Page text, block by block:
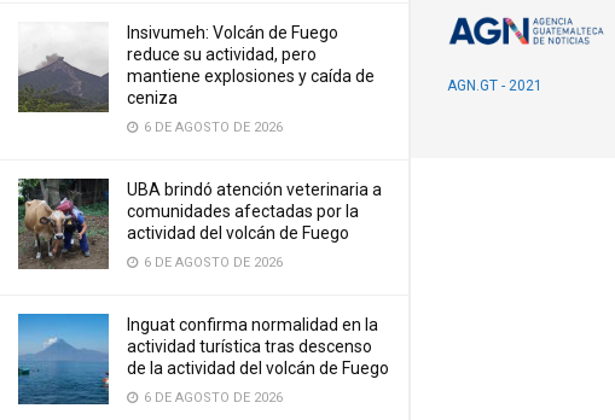
Insivumeh: Volcán de Fuego
reduce su actividad, pero
mantiene explosiones y caída de
ceniza
6 DE AGOSTO DE 2026
UBA brindó atención veterinaria a
comunidades afectadas por la
actividad del volcán de Fuego
6 DE AGOSTO DE 2026
Inguat confirma normalidad en la
actividad turística tras descenso
de la actividad del volcán de Fuego
6 DE AGOSTO DE 2026
AGN.GT - 2021